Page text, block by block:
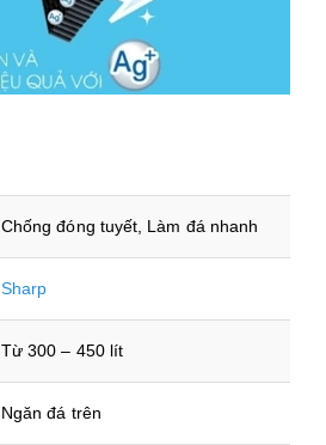
Chống đóng tuyết, Làm đá nhanh
Sharp
Từ 300 – 450 lít
Ngăn đá trên